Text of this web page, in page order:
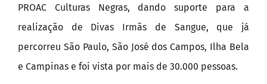
PROAC Culturas Negras, dando suporte para a
realização de Divas Irmãs de Sangue, que já
percorreu São Paulo, São José dos Campos, Ilha Bela
e Campinas e foi vista por mais de 30.000 pessoas.